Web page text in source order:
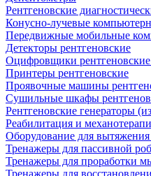
Рентгеновские
Конусно-лучевые
Передвижные мобильные
Детекторы рентгеновские
Оцифровщики
Принтеры рентгеновские
Проявочные машины
Сушильные шкафы
Рентгеновские генераторы
Реабилитация и
Оборудование для
Тренажеры для пассивной
Тренажеры для проработки
Тренажеры для